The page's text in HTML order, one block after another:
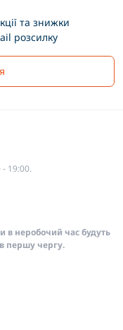
та знижки
розсилку
- 19:00.
в неробочий час будуть
першу чергу.